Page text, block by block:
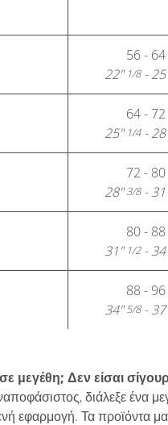
56 - 64
22"1/8-
64 - 72
25"1/4-
72 - 80
28"3/8-
80 - 88
31"1/2-
88 - 96
34"5/8-
μεγέθη; Δεν είσαι
διάλεξε ένα
εφαρμογή. Τα προϊόντα